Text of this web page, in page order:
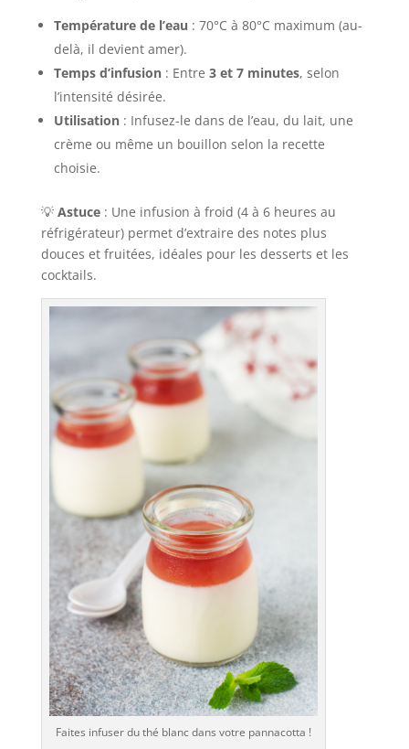
Température de l’eau : 70°C à 80°C maximum (au-
delà, il devient amer).
Temps d’infusion: Entre 3 et 7 minutes, selon
l’intensité désirée.
Utilisation: Infusez-le dans de l’eau, du lait, une
crème ou même un bouillon selon la recette
choisie.
💡 Astuce: Une infusion à froid (4 à 6 heures au
réfrigérateur) permet d’extraire des notes plus
douces et fruitées, idéales pour les desserts et les
cocktails.
Faites infuser du thé blanc dans votre pannacotta !